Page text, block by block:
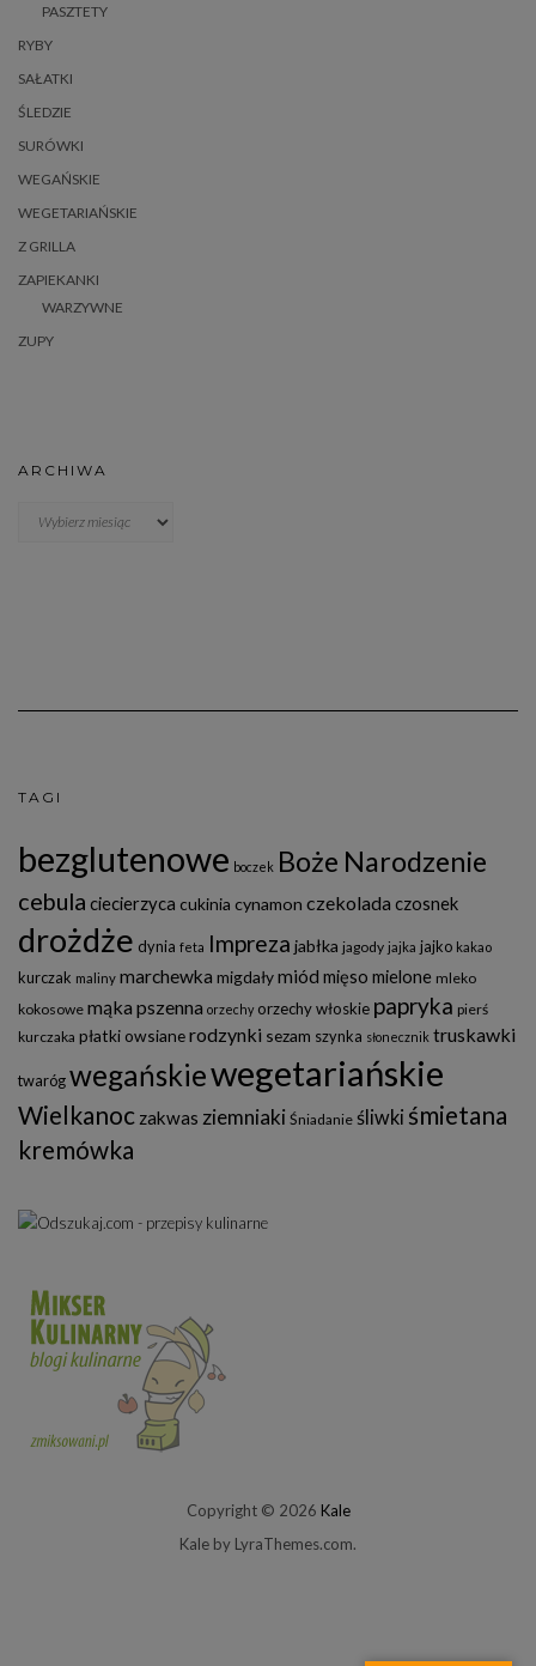
PASZTETY
RYBY
SAŁATKI
ŚLEDZIE
SURÓWKI
WEGAŃSKIE
WEGETARIAŃSKIE
Z GRILLA
ZAPIEKANKI
WARZYWNE
ZUPY
ARCHIWA
TAGI
bezglutenowe boczek Boże Narodzenie
cebula ciecierzyca cukinia cynamon czekolada czosnek
drożdże dynia feta Impreza jabłka jagody jajka jajko kakao
kurczak maliny marchewka migdałymiód mięso mielone mleko
kokosowe mąka pszenna orzechy orzechy włoskie papryka pierś
kurczaka płatki owsianerodzynki sezam szynka słonecznik truskawki
twarógwegańskiewegetariańskie
Wielkanoc zakwas ziemniaki Śniadanie śliwki śmietana
kremówka
Copyright © 2026 Kale
Kale by LyraThemes.com.